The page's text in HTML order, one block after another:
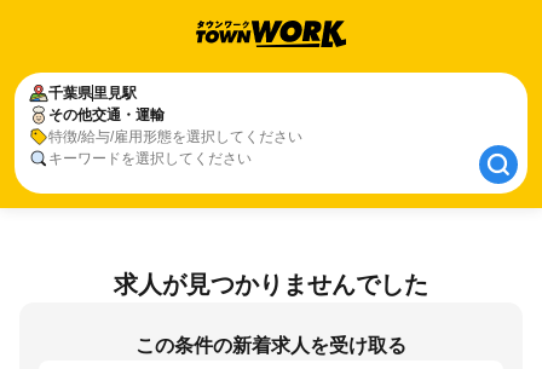
千葉県里見駅
その他交通・運輸
特徴/給与/雇用形態を選択してください
キーワードを選択してください
千葉県里見駅
その他交通・運輸
求人が見つかりませんでした
この条件の新着求人を受け取る